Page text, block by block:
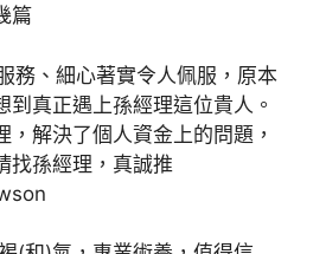
篇
務、細心著實令人佩服，原本
到真正遇上孫經理這位貴人。
，解決了個人資金上的問題，
找孫經理，真誠推